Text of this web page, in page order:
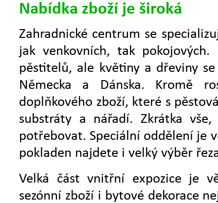
Nabídka zboží je široká
Zahradnické centrum se
jak venkovních, tak
pěstitelů, ale květiny a dřeviny
Německa a Dánska. Kromě
doplňkového zboží, které s
substráty a nářadí. Zkrátka
potřebovat. Speciální oddělení je
pokladen najdete i velký výběr
Velká část vnitřní expozice je
sezónní zboží i bytové dekorace